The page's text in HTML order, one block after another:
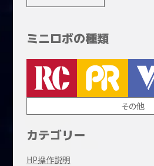
ミニロボの種類
その他
カテゴリー
HP操作説明